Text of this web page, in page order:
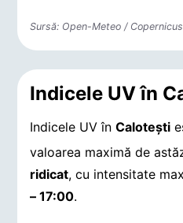
Sursă: Open-Meteo /
Indicele UV în
Indicele UV înCaloteşti
valoarea maximă de
ridicat, cu intensitate
– 17:00.